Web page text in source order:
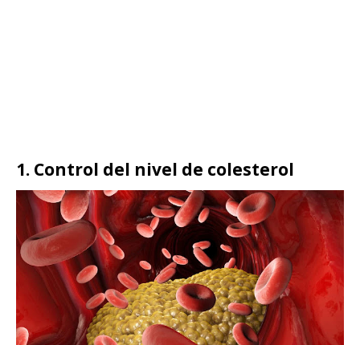
1. Control del nivel de colesterol